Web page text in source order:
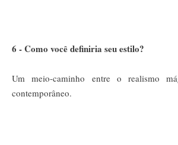
6 - Como você definiria seu estilo?
Um meio-caminho entre o realismo
contemporâneo.